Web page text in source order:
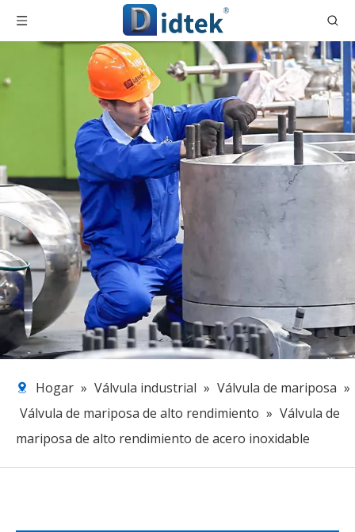
Hogar » Válvula industrial » Válvula de mariposa »
Válvula de mariposa de alto rendimiento » Válvula de
mariposa de alto rendimiento de acero inoxidable